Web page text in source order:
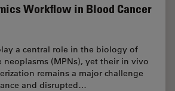
Workflow in Blood Cancer
a central role in the biology of
(MPNs), yet their in vivo
remains a major challenge
and disrupted…